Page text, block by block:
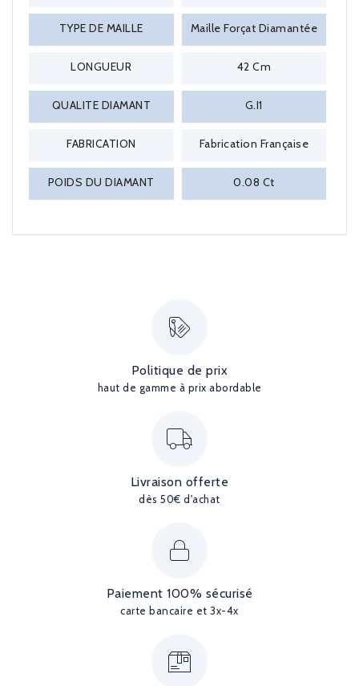
TYPE DE MAILLE Maille Forçat Diamantée
LONGUEUR 42 Cm
QUALITE DIAMANT G.I1
FABRICATION Fabrication Française
POIDS DU DIAMANT 0.08 Ct
Politique de prix
haut de gamme à prix abordable
Livraison offerte
dès 50€ d'achat
Paiement 100% sécurisé
carte bancaire et 3x-4x